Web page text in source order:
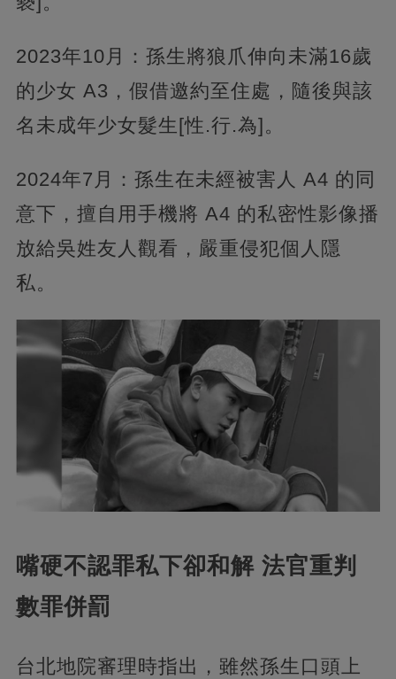
2023年10月：孫生將狼爪伸向未滿16歲
的少女 A3，假借邀約至住處，隨後與該
名未成年少女髮生[性.行.為]。
2024年7月：孫生在未經被害人 A4 的同
意下，擅自用手機將 A4 的私密性影像播
放給吳姓友人觀看，嚴重侵犯個人隱
私。
嘴硬不認罪私下卻和解 法官重判
數罪併罰
台北地院審理時指出，雖然孫生口頭上